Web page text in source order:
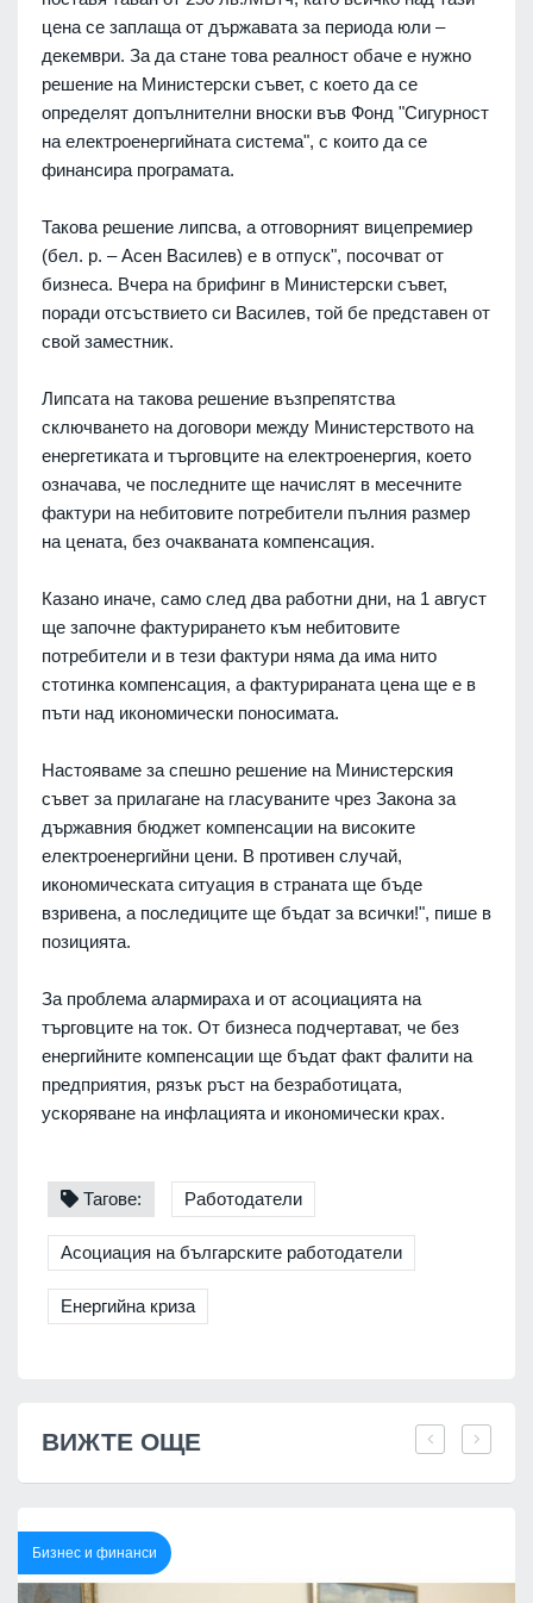
цена се заплаща от държавата за периода юли –
декември. За да стане това реалност обаче е нужно
решение на Министерски съвет, с което да се
определят допълнителни вноски във Фонд "Сигурност
на електроенергийната система", с които да се
финансира програмата.
Такова решение липсва, а отговорният вицепремиер
(бел. р. – Асен Василев) е в отпуск", посочват от
бизнеса. Вчера на брифинг в Министерски съвет,
поради отсъствието си Василев, той бе представен от
свой заместник.
Липсата на такова решение възпрепятства
сключването на договори между Министерството на
енергетиката и търговците на електроенергия, което
означава, че последните ще начислят в месечните
фактури на небитовите потребители пълния размер
на цената, без очакваната компенсация.
Казано иначе, само след два работни дни, на 1 август
ще започне фактурирането към небитовите
потребители и в тези фактури няма да има нито
стотинка компенсация, а фактурираната цена ще е в
пъти над икономически поносимата.
Настояваме за спешно решение на Министерския
съвет за прилагане на гласуваните чрез Закона за
държавния бюджет компенсации на високите
електроенергийни цени. В противен случай,
икономическата ситуация в страната ще бъде
взривена, а последиците ще бъдат за всички!", пише в
позицията.
За проблема алармираха и от асоциацията на
търговците на ток. От бизнеса подчертават, че без
енергийните компенсации ще бъдат факт фалити на
предприятия, рязък ръст на безработицата,
ускоряване на инфлацията и икономически крах.
Тагове: Работодатели
Асоциация на българските работодатели
Енергийна криза
ВИЖТЕ ОЩЕ
Бизнес и финанси